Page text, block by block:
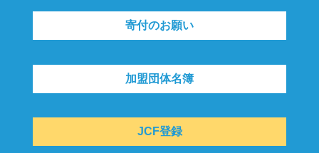
寄付のお願い
加盟団体名簿
JCF登録